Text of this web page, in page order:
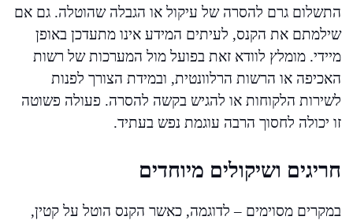
התשלום גרם להסרה של עיקול או הגבלה שהוטלה. גם אם
שילמתם את הקנס, לעיתים המידע אינו מתעדכן באופן
מיידי. מומלץ לוודא זאת בפועל מול המערכות של רשות
האכיפה או הרשות הרלוונטית, ובמידת הצורך לפנות
לשירות הלקוחות או להגיש בקשה להסרה. פעולה פשוטה
זו יכולה לחסוך הרבה עוגמת נפש בעתיד.
חריגים ושיקולים מיוחדים
במקרים מסוימים – לדוגמה, כאשר הקנס הוטל על קטין,